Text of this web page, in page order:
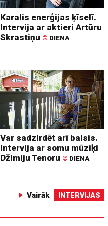
Karalis enerģijas ķīselī.
Intervija ar aktieri Artūru
Skrastiņu © DIENA
Var sadzirdēt arī balsis.
Intervija ar somu mūziķi
Džimiju Tenoru © DIENA
Vairāk INTERVIJAS